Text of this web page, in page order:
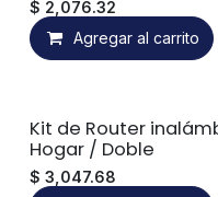
$ 2,076.32
Agregar al carrito
Kit de Router
Hogar / Doble
$ 3,047.68